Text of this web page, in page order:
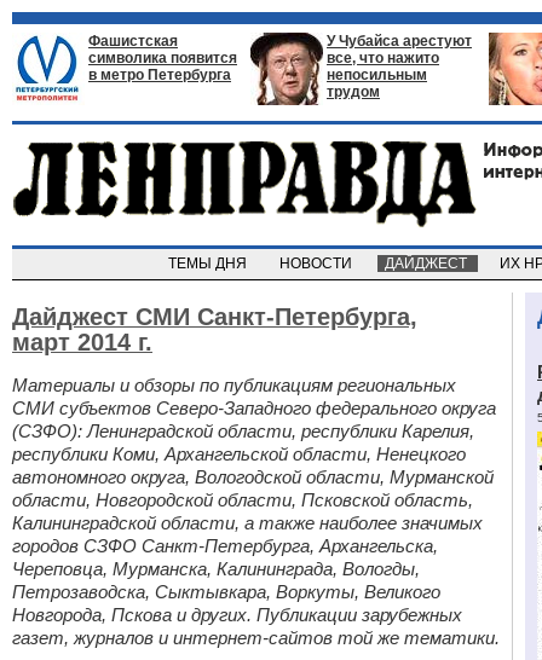
Фашистская
символика появится
в метро Петербурга
У Чубайса арестуют
все, что нажито
непосильным
трудом
ТЕМЫ ДНЯ НОВОСТИ ДАЙДЖЕСТ ИХ
Дайджест СМИ Санкт-Петербурга,
март 2014 г.
Материалы и обзоры по публикациям региональных
СМИ субъектов Северо-Западного федерального округа
(СЗФО): Ленинградской области, республики Карелия,
республики Коми, Архангельской области, Ненецкого
автономного округа, Вологодской области, Мурманской
области, Новгородской области, Псковской область,
Калининградской области, а также наиболее значимых
городов СЗФО Санкт-Петербурга, Архангельска,
Череповца, Мурманска, Калининграда, Вологды,
Петрозаводска, Сыктывкара, Воркуты, Великого
Новгорода, Пскова и других. Публикации зарубежных
газет, журналов и интернет-сайтов той же тематики.